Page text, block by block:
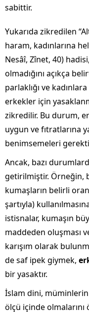
sabittir.
Yukarıda zikredilen
haram, kadınlarına
Nesâî, Zînet, 40)
olmadığını açıkça
parlaklığı ve
erkekler için
zikredilir. Bu durum,
uygun ve fıtratlarına
benimsemeleri
Ancak, bazı
getirilmiştir. Örneğin,
kumaşların belirli
şartıyla)
istisnalar, kumaşın
maddeden oluşması
karışım olarak
de saf ipek giymek,
bir yasaktır.
İslam dini, müminlerin
ölçü içinde